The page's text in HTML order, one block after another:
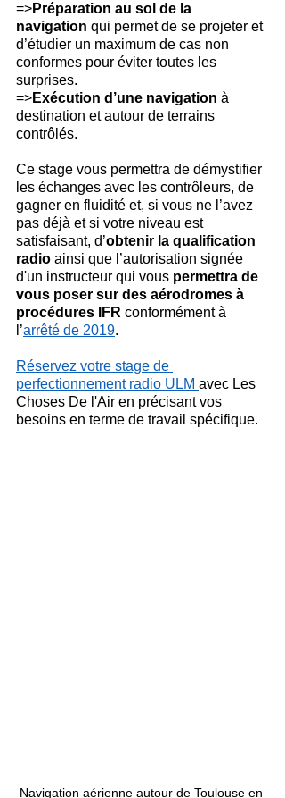
=>Préparation au sol de la
navigation qui permet de se projeter et
d’étudier un maximum de cas non
conformes pour éviter toutes les
surprises.
=>Exécution d’une navigation à
destination et autour de terrains
contrôlés.
Ce stage vous permettra de démystifier
les échanges avec les contrôleurs, de
gagner en fluidité et, si vous ne l’avez
pas déjà et si votre niveau est
satisfaisant, d’obtenir la qualification
radio ainsi que l’autorisation signée
d'un instructeur qui vous permettra de
vous poser sur des aérodromes à
procédures IFR conformément à
l’arrêté de 2019.
Réservez votre stage de
perfectionnement radio ULM avec Les
Choses De l'Air en précisant vos
besoins en terme de travail spécifique.
Navigation aérienne autour de Toulouse en